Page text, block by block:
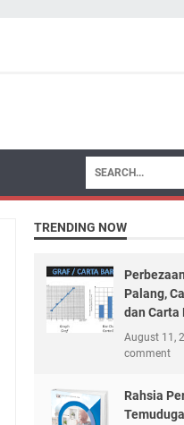
TRENDING NOW
Palang,
dan Carta
August 11,
comment
Rahsia